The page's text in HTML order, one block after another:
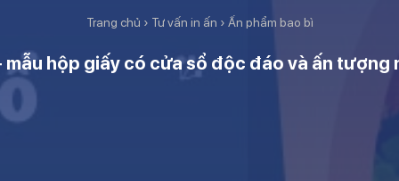
Trang chủ › Tư vấn in ấn › Ấn phẩm bao bì
hộp giấy có cửa sổ độc đáo và ấn tượng